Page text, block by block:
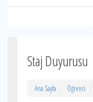
Staj Duyurusu
Ana Sayfa Öğrenci